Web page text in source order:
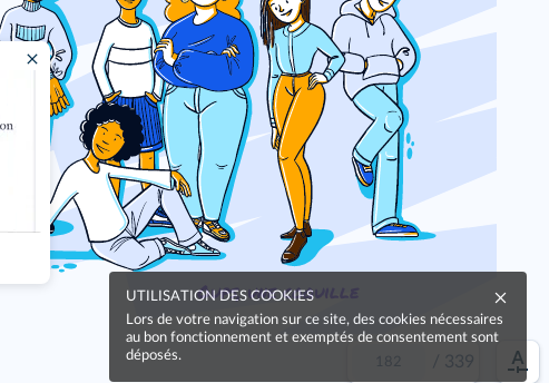
/ 339
Oups, une coquille
UTILISATION DES COOKIES
Lors de votre navigation sur ce site, des cookies nécessaires
au bon fonctionnement et exemptés de consentement sont
déposés.